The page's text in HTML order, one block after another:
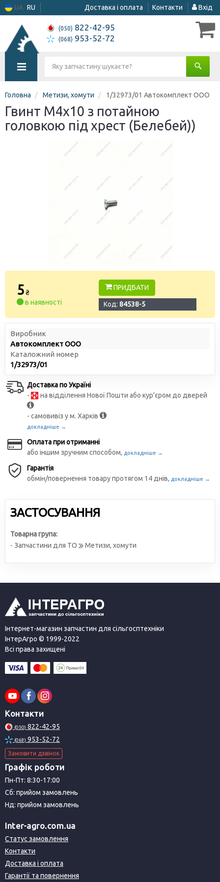
UA RU Доставка і оплата Контакти Вхід
(050) 822-42-95
(068) 953-52-72
Головна Метизи, хомути 1/32973/01 Автокомплект ООО
Гвинт М4х10 з потайною
головкою під хрест (Белебей))
5₴
в наявності
ПРИДБАТИ
Код: 84538-5
Виробник
Автокомплект ООО
Каталожний номер
1/32973/01
Доставка по Україні
-
на відділення Нової Пошти або кур'єром до дверей
- самовивіз у м. Харків
докладніше →
Оплата при отриманні
або іншим зручним способом, докладніше →
Гарантія
обмін/повернення товару протягом 14 днів, докладніше →
ЗАСТОСУВАННЯ
Товарна група:
- Запчастини для ТО
Метизи, хомути
Інтернет-магазин запчастин для сільгосптехніки
ІнтерАгро © 1999-2022
Всі права захищені
Контакти
(050) 822-42-95
(068) 953-52-72
Замовити дзвінок
Графік роботи
Пн-Пт: 8:30-17:00
Сб: прийом замовлень
Нд: прийом замовлень
Inter-agro.com.ua
Статус замовлення
Контакти
Доставка і оплата
Гарантії та повернення